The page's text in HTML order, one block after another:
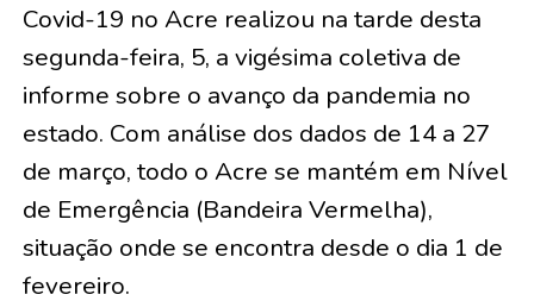
Covid-19 no Acre realizou na tarde desta
segunda-feira, 5, a vigésima coletiva de
informe sobre o avanço da pandemia no
estado. Com análise dos dados de 14 a 27
de março, todo o Acre se mantém em Nível
de Emergência (Bandeira Vermelha),
situação onde se encontra desde o dia 1 de
fevereiro.